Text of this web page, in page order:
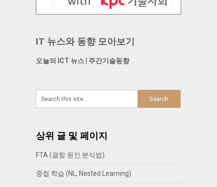
IT 뉴스와 동향 모아보기
오늘의 ICT 뉴스| 주간기술동향
상위 글 및 페이지
FTA (결함 원인 분석법)
중첩 학습 (NL, Nested Learning)